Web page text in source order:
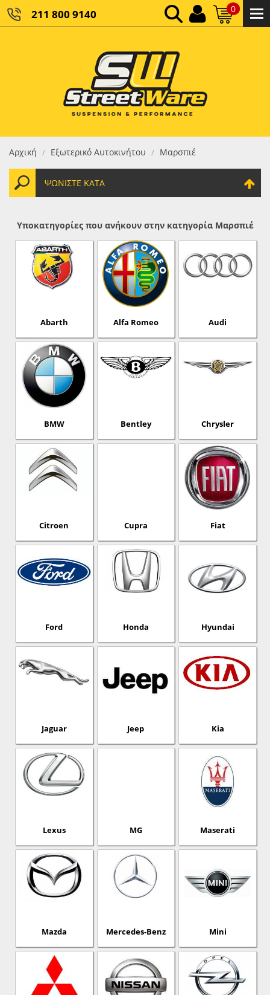
211 800 9140 0
ΚΑΘΑΡΌ ΣΎΝΟΛΟ:
ΤΕΛΙΚΌ ΣΎΝΟΛΟ:0,00 €
Αρχική / Εξωτερικό Αυτοκινήτου / Μαρσπιέ
ΨΩΝΊΣΤΕ ΚΑΤΆ
Υποκατηγορίες που ανήκουν στην κατηγορία Μαρσπιέ
Abarth Alfa Romeo Audi
BMW Bentley Chrysler
Citroen Cupra Fiat
Ford Honda Hyundai
Jaguar Jeep Kia
Lexus MG Maserati
Mazda Mercedes-Benz Mini